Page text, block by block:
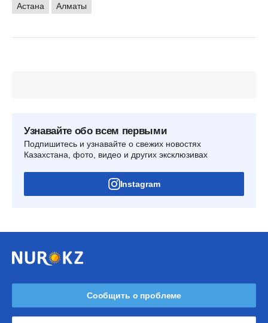
Астана Алматы
Узнавайте обо всем первыми
Подпишитесь и узнавайте о свежих новостях
Казахстана, фото, видео и других эксклюзивах
Instagram
Сообщить о проблеме